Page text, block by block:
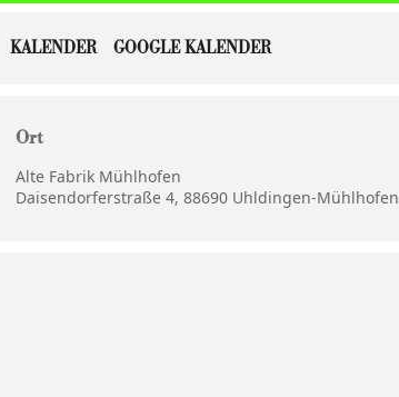
KALENDER GOOGLE KALENDER
Ort
Alte Fabrik Mühlhofen
Daisendorferstraße 4, 88690 Uhldingen-Mühlhofen